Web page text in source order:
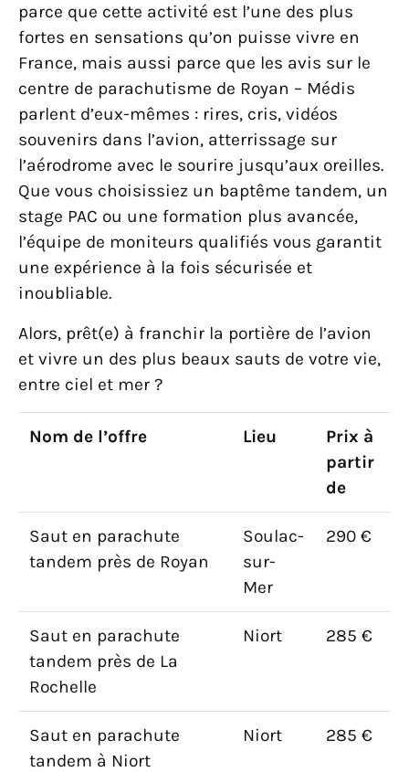
parce que cette activité est l’une des plus
fortes en sensations qu’on puisse vivre en
France, mais aussi parce que les avis sur le
centre de parachutisme de Royan – Médis
parlent d’eux-mêmes : rires, cris, vidéos
souvenirs dans l’avion, atterrissage sur
l’aérodrome avec le sourire jusqu’aux oreilles.
Que vous choisissiez un baptême tandem, un
stage PAC ou une formation plus avancée,
l’équipe de moniteurs qualifiés vous garantit
une expérience à la fois sécurisée et
inoubliable.
Alors, prêt(e) à franchir la portière de l’avion
et vivre un des plus beaux sauts de votre vie,
entre ciel et mer ?
Nom de l’offre Lieu
Prix à
partir
de
Saut en parachute
tandem près de Royan
Soulac-
sur-
Mer
290 €
Saut en parachute
tandem près de La
Rochelle
Niort 285 €
Saut en parachute
tandem à Niort
Niort 285 €